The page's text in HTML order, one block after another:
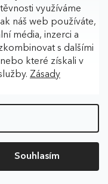
využíváme
náš web používáte,
média, inzerci a
s dalšími
které získali v
Zásady
Souhlasím